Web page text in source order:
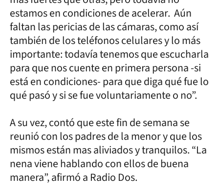
estamos en condiciones de acelerar. Aún
faltan las pericias de las cámaras, como así
también de los teléfonos celulares y lo más
importante: todavía tenemos que escucharla
para que nos cuente en primera persona -si
está en condiciones- para que diga qué fue lo
qué pasó y si se fue voluntariamente o no”.
A su vez, contó que este fin de semana se
reunió con los padres de la menor y que los
mismos están mas aliviados y tranquilos. “La
nena viene hablando con ellos de buena
manera”, afirmó a Radio Dos.